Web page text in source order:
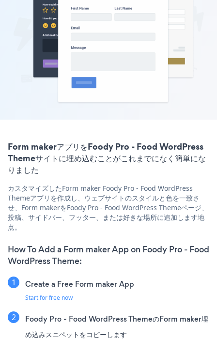
Form makerアプリをFoody Pro - Food WordPress
Themeサイトに埋め込むことがこれまでになく簡単にな
りました
カスタマイズしたForm maker Foody Pro - Food WordPress
Themeアプリを作成し、ウェブサイトのスタイルと色を一致さ
せ、Form makerをFoody Pro - Food WordPress Themeページ、
投稿、サイドバー、フッター、または好きな場所に追加します地
点。
How To Add a Form maker App on Foody Pro - Food
WordPress Theme:
Create a Free Form maker App
Start for free now
Foody Pro - Food WordPress ThemeのForm maker埋
め込みスニペットをコピーします